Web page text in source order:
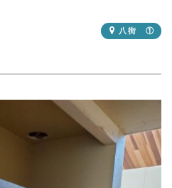
八街 ①